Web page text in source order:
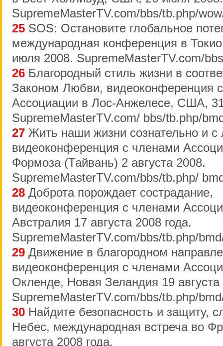
SupremeMasterTV.com/bbs/tb.php/
25 SOS: Остановите глобальное
международная конференция в
июля 2008. SupremeMasterTV.com/
26 Благородный стиль жизни в
Законом Любви, видеоконференция
Ассоциации в Лос-Анжелесе, США,
SupremeMasterTV.com/ bbs/tb.php/
27 Жить наши жизни сознательно и
видеоконференция с членами
Формоза (Тайвань) 2 августа 2008.
SupremeMasterTV.com/bbs/tb.php/
28 Доброта порождает сострадание,
видеоконференция с членами
Австралия 17 августа 2008 года.
SupremeMasterTV.com/bbs/tb.php/
29 Движение в благородном
видеоконференция с членами
Окленде, Новая Зеландия 19
SupremeMasterTV.com/bbs/tb.php/
30 Найдите безопасность и защиту,
Небес, международная встреча во
августа 2008 года.